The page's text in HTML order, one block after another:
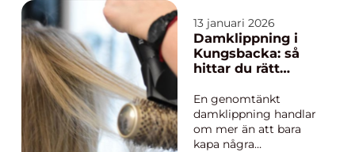
slitage, och påverkar
både säkerhet,
andrahandsvärde och
hur bilen upplevs i
bilägare i och
omkring Sjöbo blir v...
13 januari 2026
Damklippning i
Kungsbacka: så
hittar du rätt
En genomtänkt
damklippning handlar
om mer än att bara
kapa några